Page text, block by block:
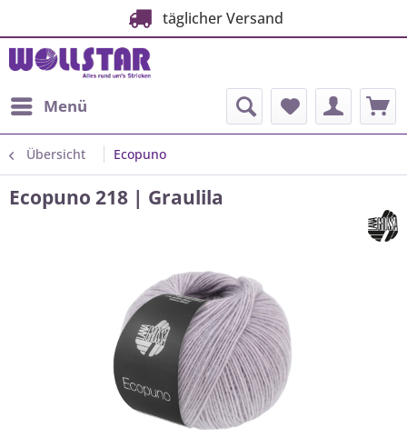
täglicher Versand
Menü
Übersicht Ecopuno
Ecopuno 218 | Graulila